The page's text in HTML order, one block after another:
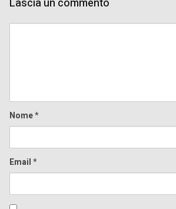
Lascia un commento
Nome*
Email*